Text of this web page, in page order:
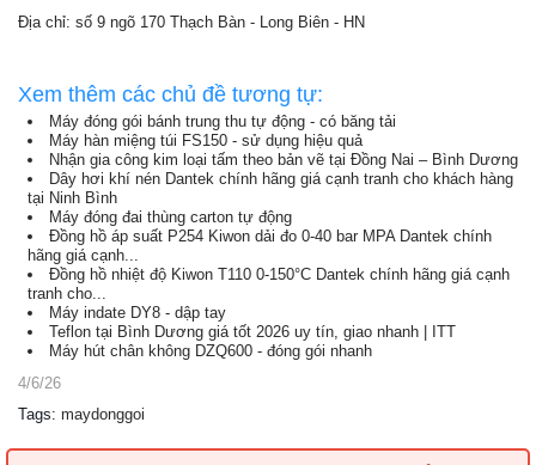
Địa chỉ: số 9 ngõ 170 Thạch Bàn - Long Biên - HN
Xem thêm các chủ đề tương tự:
Máy đóng gói bánh trung thu tự động - có băng tải
Máy hàn miệng túi FS150 - sử dụng hiệu quả
Nhận gia công kim loại tấm theo bản vẽ tại Đồng Nai – Bình Dương
Dây hơi khí nén Dantek chính hãng giá cạnh tranh cho khách hàng
tại Ninh Bình
Máy đóng đai thùng carton tự động
Đồng hồ áp suất P254 Kiwon dải đo 0-40 bar MPA Dantek chính
hãng giá cạnh...
Đồng hồ nhiệt độ Kiwon T110 0-150°C Dantek chính hãng giá cạnh
tranh cho...
Máy indate DY8 - dập tay
Teflon tại Bình Dương giá tốt 2026 uy tín, giao nhanh | ITT
Máy hút chân không DZQ600 - đóng gói nhanh
4/6/26
Tags: maydonggoi